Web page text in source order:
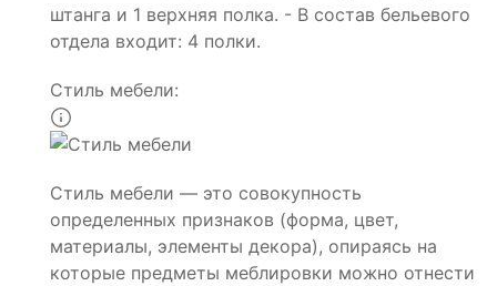
штанга и 1 верхняя полка. - В состав бельевого
отдела входит: 4 полки.
Стиль мебели:
Стиль мебели — это совокупность
определенных признаков (форма, цвет,
материалы, элементы декора), опираясь на
которые предметы меблировки можно отнести